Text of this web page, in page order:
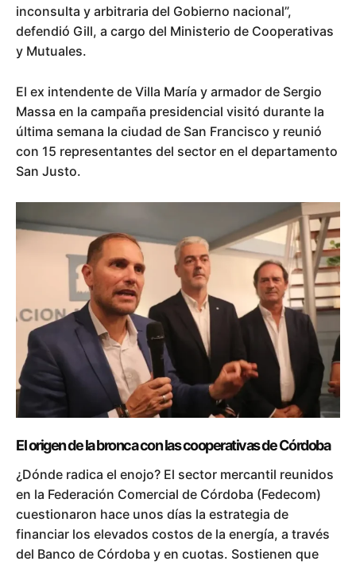
inconsulta y arbitraria del Gobierno nacional”,
defendió Gill, a cargo del Ministerio de Cooperativas
y Mutuales.
El ex intendente de Villa María y armador de Sergio
Massa en la campaña presidencial visitó durante la
última semana la ciudad de San Francisco y reunió
con 15 representantes del sector en el departamento
San Justo.
El origen de la bronca con las cooperativas de Córdoba
¿Dónde radica el enojo? El sector mercantil reunidos
en la Federación Comercial de Córdoba (Fedecom)
cuestionaron hace unos días la estrategia de
financiar los elevados costos de la energía, a través
del Banco de Córdoba y en cuotas. Sostienen que